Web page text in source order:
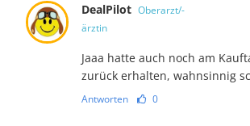
DealPilot Oberarzt/-
ärztin
Jaaa hatte auch noch am
zurück erhalten, wahnsinnig
Antworten 0